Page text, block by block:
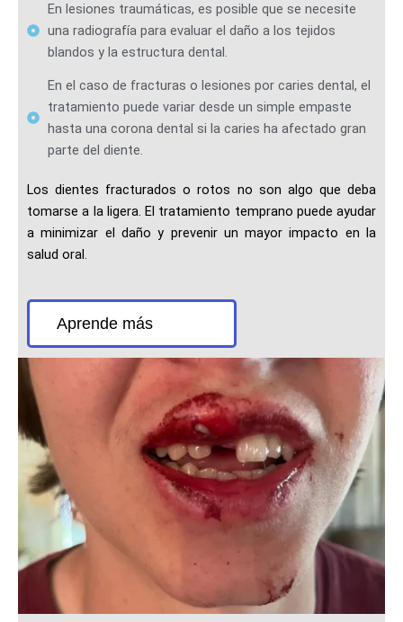
En lesiones traumáticas, es posible que se necesite
una radiografía para evaluar el daño a los tejidos
blandos y la estructura dental.
En el caso de fracturas o lesiones por caries dental, el
tratamiento puede variar desde un simple empaste
hasta una corona dental si la caries ha afectado gran
parte del diente.
Los dientes fracturados o rotos no son algo que deba
tomarse a la ligera. El tratamiento temprano puede ayudar
a minimizar el daño y prevenir un mayor impacto en la
salud oral.
Aprende más